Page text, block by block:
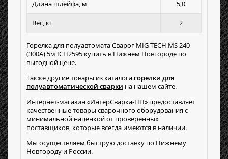
Длина шлейфа, м 5,0
Вес, кг 2
Горелка для полуавтомата Сварог MIG TECH MS 240
(300А) 5м ICH2595 купить в Нижнем Новгороде по
выгодной цене.
Также другие товары из каталога горелки для
полуавтоматической сварки на нашем сайте.
Интернет-магазин «ИнтерСварка-НН» предоставляет
качественные товары сварочного оборудования с
минимальной наценкой от проверенных
поставщиков, которые всегда имеются в наличии.
Мы осуществляем быструю доставку по Нижнему
Новгороду и России.